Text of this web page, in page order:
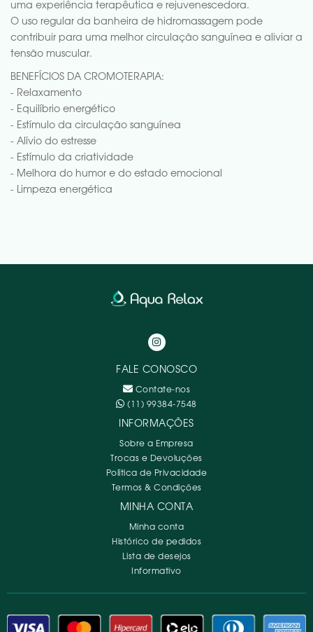
uma experiência terapêutica e rejuvenescedora.
O uso regular da banheira de hidromassagem pode
contribuir para uma melhor circulação sanguínea e aliviar a
tensão muscular.
BENEFÍCIOS DA CROMOTERAPIA:
- Relaxamento
- Equilíbrio energético
- Estímulo da circulação sanguínea
- Alívio do estresse
- Estímulo da criatividade
- Melhora do humor e do estado emocional
- Limpeza energética
FALE CONOSCO
Contate-nos
(11) 99384-7548
INFORMAÇÕES
Sobre a Empresa
Trocas e Devoluções
Política de Privacidade
Termos & Condições
MINHA CONTA
Minha conta
Histórico de pedidos
Lista de desejos
Informativo